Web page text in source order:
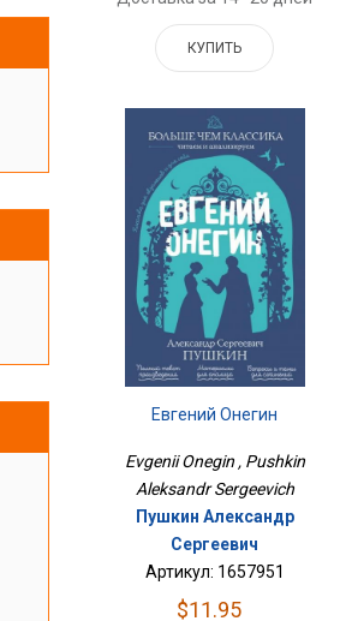
КУПИТЬ
Евгений Онегин
Evgenii Onegin , Pushkin
Aleksandr Sergeevich
Пушкин Александр
Сергеевич
Артикул: 1657951
$11.95